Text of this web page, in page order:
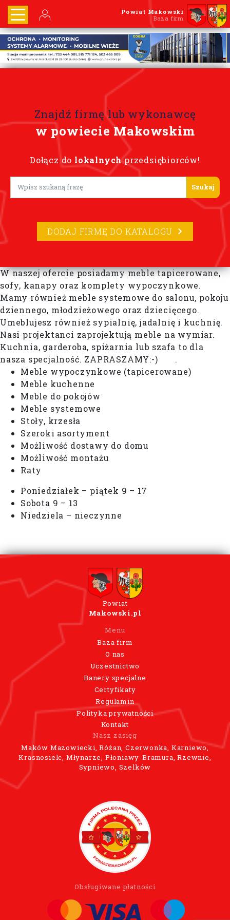
Powiat Makowski
Baza firm
Znajdź firmę lub wykonawcę
w powiecie Makowskim
Dołącz do lokalnych przedsiębiorców!
Lorem ipsum
DODAJ FIRMĘ DO KATALOGU
W naszej ofercie posiadamy meble tapicerowane,
sofy, kanapy oraz komplety wypoczynkowe.
Mamy również meble systemowe do salonu, pokoju
dziennego, młodzieżowego oraz dziecięcego.
Umeblujesz również sypialnię, jadalnię i kuchnię.
Nasi projektanci zaprojektują meble na wymiar.
Kuchnia, garderoba, spiżarnia lub szafa to dla
nasza specjalność. ZAPRASZAMY:-) .
Meble wypoczynkowe (tapicerowane)
Meble kuchenne
Meble do pokojów
Meble systemowe
Stoły, krzesła
Szeroki asortyment
Możliwość dostawy do domu
Możliwość montażu
Raty
Poniedziałek – piątek 9 – 17
Sobota 9 – 13
Niedziela – nieczynne
Powiat
Makowski.pl
Menu
Baza firm
O nas
Uczestnictwo
Banery specjalne
Certyfikaty
Regulamin
Polityka prywatności
Kontakt
Nasz zasięg
Maków Mazowiecki, Różan, Czerwonka, Karniewo,
Krasnosielc, Młynarze, Płoniawy-Bramura, Rzewnie,
Sypniewo, Szelków
Obsługiwane płatności